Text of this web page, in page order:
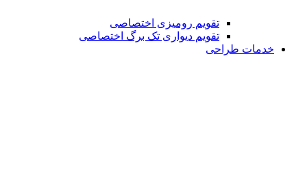
تقویم رومیزی اختصاصی
تقویم دیواری تک برگ اختصاصی
خدمات طراحی